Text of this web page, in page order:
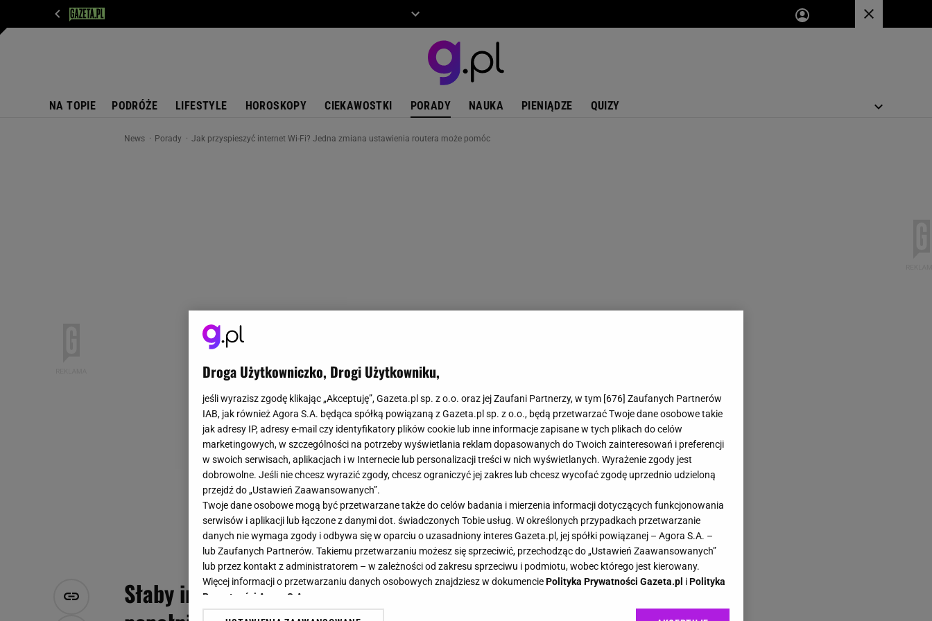
NA TOPIE PODRÓŻE LIFESTYLE HOROSKOPY CIEKAWOSTKI PORADY NAUKA PIENIĄDZE QUIZY
News Porady Jak przyspieszyć internet Wi-Fi? Jedna zmiana ustawienia routera może pomóc
Słaby internet w domu? Ten błąd przy ustawieniu routera
Droga Użytkowniczko, Drogi Użytkowniku,
jeśli wyrazisz zgodę klikając „Akceptuję”, Gazeta.pl sp. z o.o. oraz jej Zaufani Partnerzy, w tym [676] Zaufanych Partnerów
IAB, jak również Agora S.A. będąca spółką powiązaną z Gazeta.pl sp. z o.o., będą przetwarzać Twoje dane osobowe takie
jak adresy IP, adresy e-mail czy identyfikatory plików cookie lub inne informacje zapisane w tych plikach do celów
marketingowych, w szczególności na potrzeby wyświetlania reklam dopasowanych do Twoich zainteresowań i preferencji
w swoich serwisach, aplikacjach i w Internecie lub personalizacji treści w nich wyświetlanych. Wyrażenie zgody jest
dobrowolne. Jeśli nie chcesz wyrazić zgody, chcesz ograniczyć jej zakres lub chcesz wycofać zgodę uprzednio udzieloną
przejdź do „Ustawień Zaawansowanych”.
Twoje dane osobowe mogą być przetwarzane także do celów badania i mierzenia informacji dotyczących funkcjonowania
serwisów i aplikacji lub łączone z danymi dot. świadczonych Tobie usług. W określonych przypadkach przetwarzanie
danych nie wymaga zgody i odbywa się w oparciu o uzasadniony interes Gazeta.pl, jej spółki powiązanej – Agora S.A. –
lub Zaufanych Partnerów. Takiemu przetwarzaniu możesz się sprzeciwić, przechodząc do „Ustawień Zaawansowanych”
lub przez kontakt z administratorem – w zależności od zakresu sprzeciwu i podmiotu, wobec którego jest kierowany.
Więcej informacji o przetwarzaniu danych osobowych znajdziesz w dokumenciePolityka Prywatności Gazeta.pl iPolityka
Prywatności Agora S.A.